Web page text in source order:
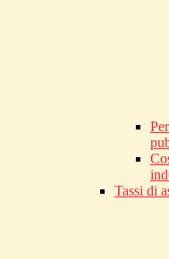
Tassi di